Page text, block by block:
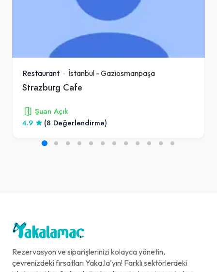
Restaurant İstanbul - Gaziosmanpaşa
Strazburg Cafe
Şuan Açık
4.9
(8 Değerlendirme)
Rezervasyon ve siparişlerinizi kolayca yönetin,
çevrenizdeki fırsatları Yaka.la'yın! Farklı sektörlerdeki